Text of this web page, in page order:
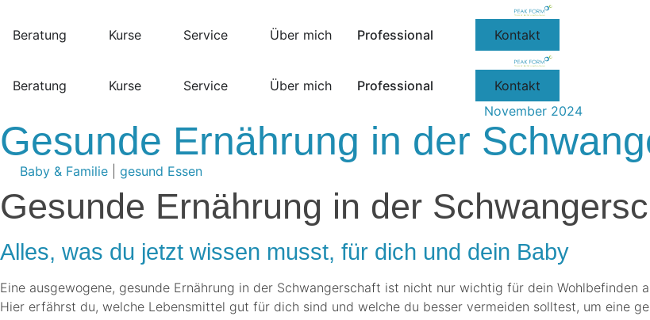
Beratung Kurse Service Über mich Professional Kontakt
Beratung Kurse Service Über mich Professional
Kontakt
November 2024
Gesunde Ernährung in der
Baby & Familie gesund Essen
Gesunde Ernährung in der
Alles, was du jetzt wissen musst, für dich und dein Baby
Eine ausgewogene, gesunde Ernährung in der Schwangerschaft ist nicht nur wichtig für dein Wohlbefinden
Hier erfährst du, welche Lebensmittel gut für dich sind und welche du besser vermeiden solltest, um eine